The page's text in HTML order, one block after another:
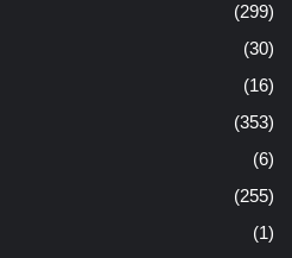
(299)
(30)
(16)
(353)
(6)
(255)
(1)